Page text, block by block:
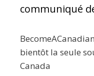
communiqué
bientôt la seule
Canada